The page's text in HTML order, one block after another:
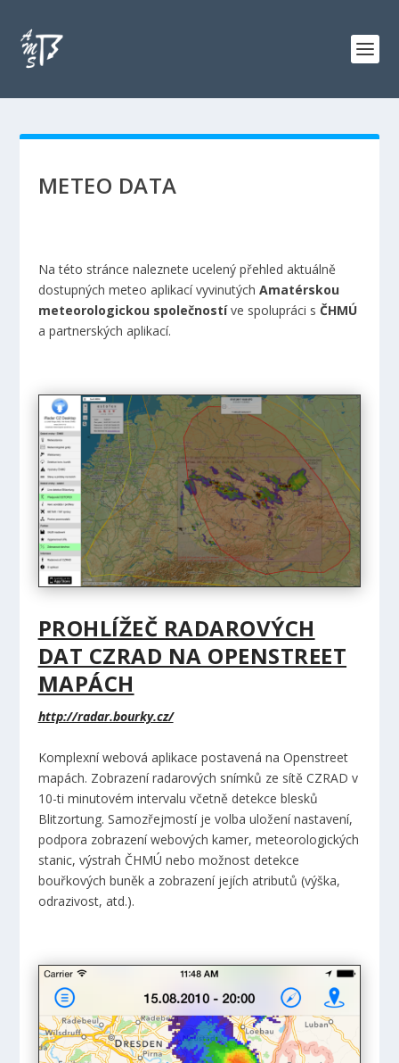
METEO DATA
Na této stránce naleznete ucelený přehled aktuálně
dostupných meteo aplikací vyvinutých Amatérskou
meteorologickou společnostíve spolupráci s ČHMÚ
a partnerských aplikací.
PROHLÍŽEČ RADAROVÝCH
DAT CZRAD NA OPENSTREET
MAPÁCH
http://radar.bourky.cz/
Komplexní webová aplikace postavená na Openstreet
mapách. Zobrazení radarových snímků ze sítě CZRAD v
10-ti minutovém intervalu včetně detekce blesků
Blitzortung. Samozřejmostí je volba uložení nastavení,
podpora zobrazení webových kamer, meteorologických
stanic, výstrah ČHMÚ nebo možnost detekce
bouřkových buněk a zobrazení jejích atributů (výška,
odrazivost, atd.).